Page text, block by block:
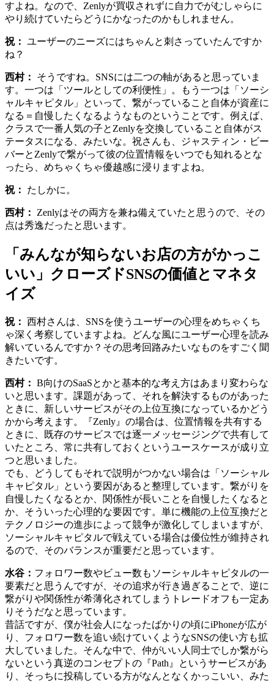
すよね。なので、Zenlyが買収されずに自力でがむしゃらに
やり続けていたらどうにかなったのかもしれません。
祝： ユーザーのニーズにはちゃんと刺さっていたんですか
ね？
西村：
そうですね。SNSには二つの軸があると思っていま
す。一つは「ツールとしての利便性」。もう一つは「ソーシ
ャルキャピタル」といって、繋がっていること自体が資産に
なる＝自慢したくなるようなものということです。例えば、
クラスで一番人気の子とZenlyを交換していること自体がス
テータスになる、みたいな。祝さんも、ジャスティン・ビー
バーとZenlyで繋がって彼の位置情報をいつでも知れるとな
ったら、めちゃくちゃ優越感に浸りますよね。
祝： たしかに。
西村：
Zenlyはその両方を兼ね備えていたと思うので、その
点は秀逸だったと思います。
「みんなが知らないお店の方がかっこ
いい」クローズドSNSの価値とマネタ
イズ
祝： 西村さんは、SNSを使うユーザーの心理をめちゃくち
ゃ深く考察していますよね。どんな風にユーザー心理を読み
解いているんですか？その思考回路みたいなものをすごく聞
きたいです。
西村： B向けのSaaSとかと基本的な考え方はあまり変わらな
いと思います。課題があって、それを解決するものがあった
ときに、新しいサービスがその上位互換になっているかどう
かから考えます。『Zenly』の場合は、位置情報を共有する
ときに、既存のサービスでは逐一メッセージングで共有して
いたところ、常に共有しておくというユースケースが成り立
つと思いました。
でも、どうしてもそれで説明がつかない場合は「ソーシャル
キャピタル」という要因があると整理しています。繋がりを
自慢したくなるとか、関係性が長いことを自慢したくなると
か、そういった心理的な要因です。単に機能の上位互換だと
テクノロジーの進歩によって競争が激化してしまいますが、
ソーシャルキャピタルで戦えている場合は優位性が維持され
るので、そのバランスが重要だと思っています。
水谷： フォロワー数やビュー数もソーシャルキャピタルの一
要素だと思うんですが、その追求が行き過ぎることで、逆に
繋がりや関係性が希薄化されてしまうトレードオフも一定あ
りそうだなと思っています。
昔話ですが、僕が社会人になったばかりの頃にiPhoneが広が
り、フォロワー数を追い続けていくようなSNSの使い方も拡
大していました。そんな中で、仲がいい人同士でしか繋がら
ないという真逆のコンセプトの『Path』というサービスがあ
り、そっちに投稿している方がなんとなくかっこいい、みた